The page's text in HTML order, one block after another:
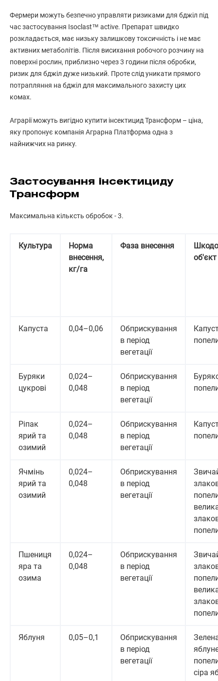
Фермери можуть безпечно управляти ризиками для бджіл під
час застосування Isoclast™ active. Препарат швидко
розкладається, має низьку залишкову токсичність і не має
активних метаболітів. Після висихання робочого розчину на
поверхні рослин, приблизно через 3 години після обробки,
ризик для бджіл дуже низький. Проте слід уникати прямого
потрапляння на бджіл для максимального захисту цих
комах.
Аграрії можуть вигідно купити інсектицид Трансформ – ціна,
яку пропонує компанія Аграрна Платформа одна з
найнижчих на ринку.
Застосування інсектициду
Трансформ
Максимальна кільксть обробок - 3.
Культура
Норма
внесення,
кг/га
Фаза внесення
об'єкт
Капуста 0,04–0,06
Обприскування
в період
вегетації
Буряки
цукрові
0,024–
0,048
Обприскування
в період
вегетації
Ріпак
ярий та
озимий
0,024–
0,048
Обприскування
в період
вегетації
Ячмінь
ярий та
озимий
0,024–
0,048
Обприскування
в період
вегетації
Пшениця
яра та
озима
0,024–
0,048
Обприскування
в період
вегетації
Яблуня 0,05–0,1
Обприскування
в період
вегетації
сіра